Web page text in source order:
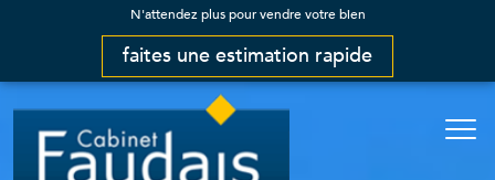
N'attendez plus pour vendre votre bien
faites une estimation rapide